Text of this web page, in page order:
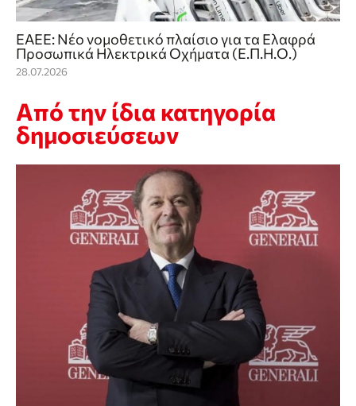
ΕΑΕΕ: Νέο νομοθετικό πλαίσιο για τα Ελαφρά
Προσωπικά Ηλεκτρικά Οχήματα (Ε.Π.Η.Ο.)
28.07.2026
Από την ίδια κατηγορία
δημοσιεύσεων